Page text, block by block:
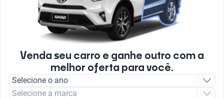
Venda seu carro e ganhe outro com a
melhor oferta para você.
Selecione o ano
Selecione a marca